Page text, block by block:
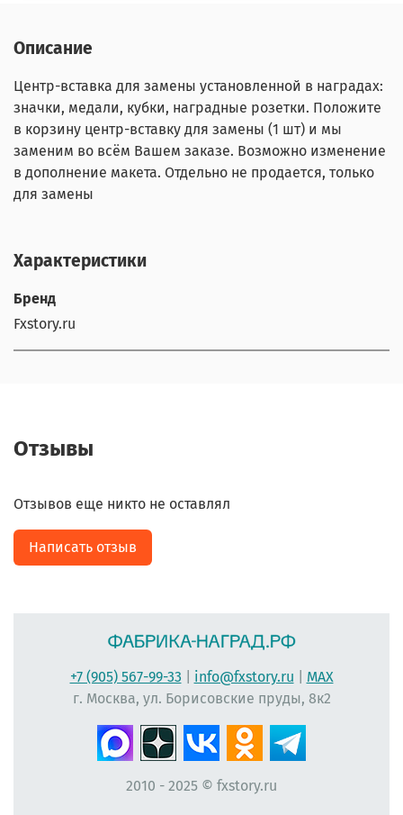
Описание
Центр-вставка для замены установленной в наградах:
значки, медали, кубки, наградные розетки. Положите
в корзину центр-вставку для замены (1 шт) и мы
заменим во всём Вашем заказе. Возможно изменение
в дополнение макета. Отдельно не продается, только
для замены
Характеристики
Бренд
Fxstory.ru
Отзывы
Отзывов еще никто не оставлял
Написать отзыв
+7 (905) 567-99-33 info@fxstory.ru
MAX
г. Москва, ул. Борисовские пруды, 8к2
2010 - 2025 © fxstory.ru